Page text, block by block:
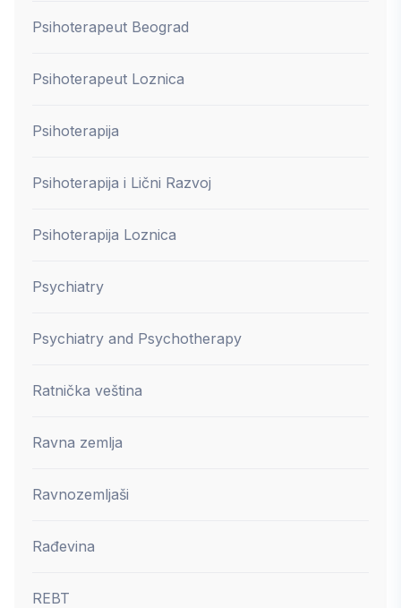
Psihoterapeut Beograd
Psihoterapeut Loznica
Psihoterapija
Psihoterapija i Lični Razvoj
Psihoterapija Loznica
Psychiatry
Psychiatry and Psychotherapy
Ratnička veština
Ravna zemlja
Ravnozemljaši
Rađevina
REBT